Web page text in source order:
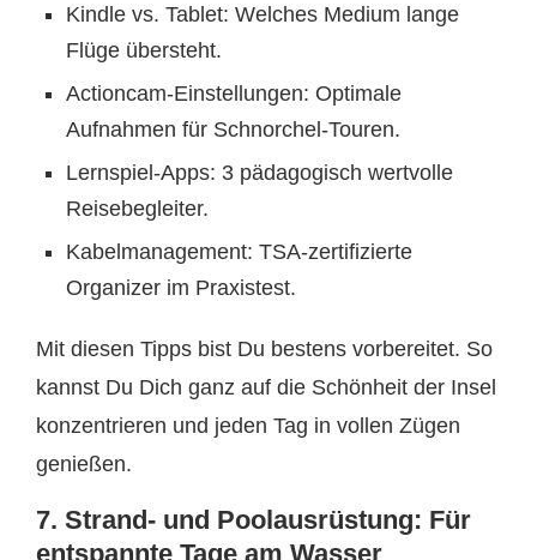
Kindle vs. Tablet: Welches Medium lange
Flüge übersteht.
Actioncam-Einstellungen: Optimale
Aufnahmen für Schnorchel-Touren.
Lernspiel-Apps: 3 pädagogisch wertvolle
Reisebegleiter.
Kabelmanagement: TSA-zertifizierte
Organizer im Praxistest.
Mit diesen Tipps bist Du bestens vorbereitet. So
kannst Du Dich ganz auf die Schönheit der Insel
konzentrieren und jeden Tag in vollen Zügen
genießen.
7. Strand- und Poolausrüstung: Für
entspannte Tage am Wasser